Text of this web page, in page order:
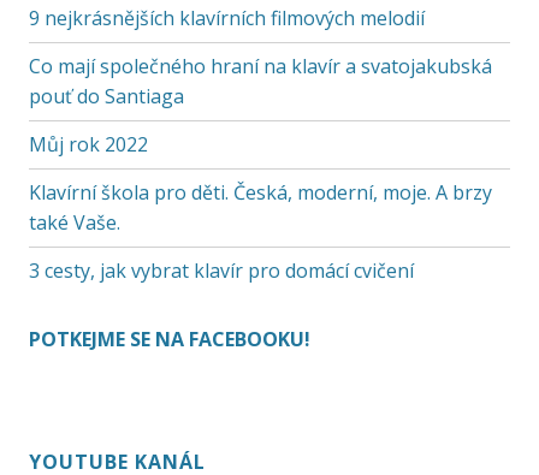
9 nejkrásnějších klavírních filmových melodií
Co mají společného hraní na klavír a svatojakubská
pouť do Santiaga
Můj rok 2022
Klavírní škola pro děti. Česká, moderní, moje. A brzy
také Vaše.
3 cesty, jak vybrat klavír pro domácí cvičení
POTKEJME SE NA FACEBOOKU!
YOUTUBE KANÁL